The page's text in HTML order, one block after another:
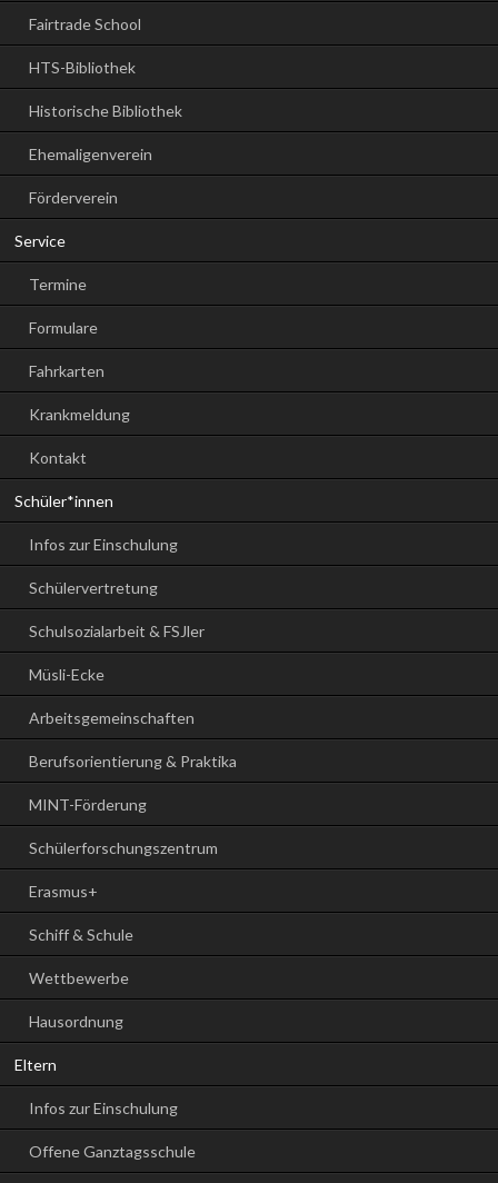
Fairtrade School
HTS-Bibliothek
Historische Bibliothek
Ehemaligenverein
Förderverein
Service
Termine
Formulare
Fahrkarten
Krankmeldung
Kontakt
Schüler*innen
Infos zur Einschulung
Schülervertretung
Schulsozialarbeit & FSJler
Müsli-Ecke
Arbeitsgemeinschaften
Berufsorientierung & Praktika
MINT-Förderung
Schülerforschungszentrum
Erasmus+
Schiff & Schule
Wettbewerbe
Hausordnung
Eltern
Infos zur Einschulung
Offene Ganztagsschule